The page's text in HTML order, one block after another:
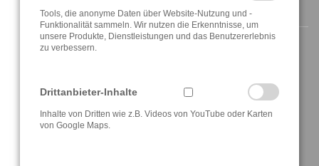
AKTUELLE INFORMATIONEN
Tools, die anonyme Daten über Website-Nutzung und -
Funktionalität sammeln. Wir nutzen die Erkenntnisse, um
unsere Produkte, Dienstleistungen und das Benutzererlebnis
zu verbessern.
Drittanbieter-Inhalte
Inhalte von Dritten wie z.B. Videos von YouTube oder Karten
von Google Maps.